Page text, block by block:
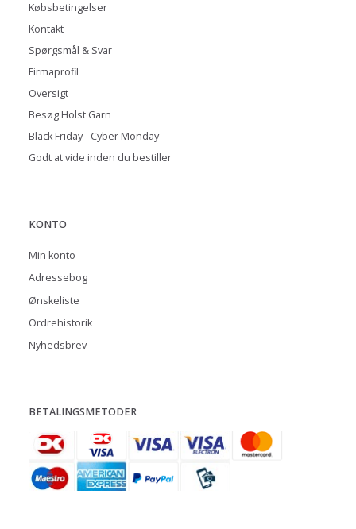
Købsbetingelser
Kontakt
Spørgsmål & Svar
Firmaprofil
Oversigt
Besøg Holst Garn
Black Friday - Cyber Monday
Godt at vide inden du bestiller
KONTO
Min konto
Adressebog
Ønskeliste
Ordrehistorik
Nyhedsbrev
BETALINGSMETODER